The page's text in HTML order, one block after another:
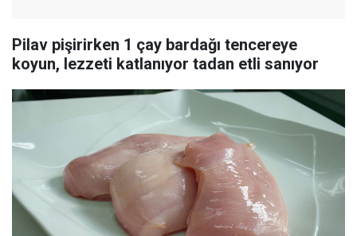
Pilav pişirirken 1 çay bardağı tencereye
koyun, lezzeti katlanıyor tadan etli sanıyor